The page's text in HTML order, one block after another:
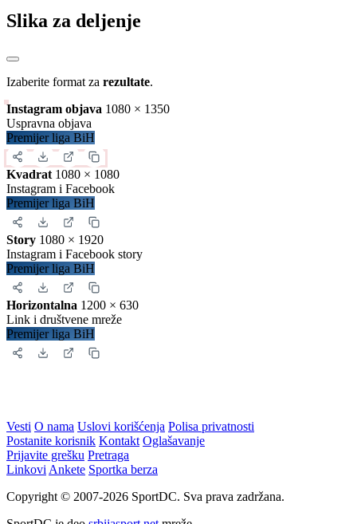
golovi
2.67
po utakmici
Zatvori
Preuzimanje sadržaja
Iskopirajte ovaj kod u Vašu web stranicu:
Ovako će izgledati prikaz na Vašoj stranici:
Zatvori
Slika za deljenje
Uspravna objava
Premijer liga BiH
Kvadrat1080 × 1080
Instagram i Facebook
Premijer liga BiH